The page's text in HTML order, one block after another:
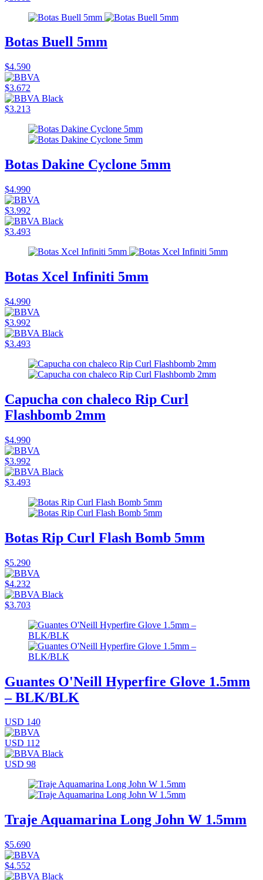
Botas Buell 5mm
$4.590
$3.672
$3.213
Botas Dakine Cyclone 5mm
$4.990
$3.992
$3.493
Botas Xcel Infiniti 5mm
$4.990
$3.992
$3.493
Capucha con chaleco Rip Curl
Flashbomb 2mm
$4.990
$3.992
$3.493
Botas Rip Curl Flash Bomb 5mm
$5.290
$4.232
$3.703
Guantes O'Neill Hyperfire Glove 1.5mm
– BLK/BLK
USD 140
USD 112
USD 98
Traje Aquamarina Long John W 1.5mm
$5.690
$4.552